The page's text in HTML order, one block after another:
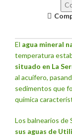
El agua mineral
temperatura
situado en La
al acuífero,
sedimentos que
química
Los balnearios de
sus aguas de